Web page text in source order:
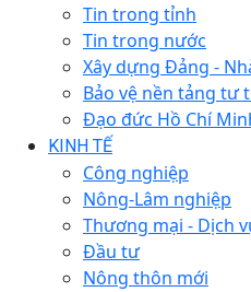
Tin trong tỉnh
Tin trong nước
Xây dựng Đảng -
Bảo vệ nền tảng tư
Đạo đức Hồ Chí
KINH TẾ
Công nghiệp
Nông-Lâm nghiệp
Thương mại - Dịch
Đầu tư
Nông thôn mới